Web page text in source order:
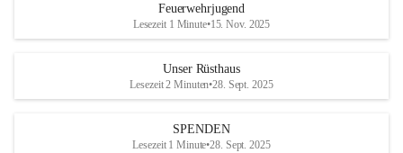
HERZLICHEN DANK FÜR IHREN BESUCH!
Feuerwehrjugend
Lesezeit 1 Minute•15. Nov. 2025
Unser Rüsthaus
Lesezeit 2 Minuten•28. Sept. 2025
SPENDEN
Lesezeit 1 Minute•28. Sept. 2025